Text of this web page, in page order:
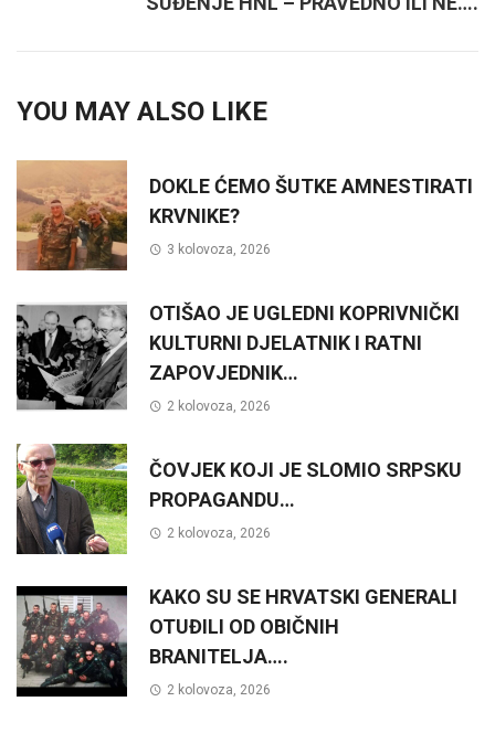
YOU MAY ALSO LIKE
DOKLE ĆEMO ŠUTKE AMNESTIRATI
KRVNIKE?
3 kolovoza, 2026
OTIŠAO JE UGLEDNI KOPRIVNIČKI
KULTURNI DJELATNIK I RATNI
ZAPOVJEDNIK…
2 kolovoza, 2026
ČOVJEK KOJI JE SLOMIO SRPSKU
PROPAGANDU…
2 kolovoza, 2026
KAKO SU SE HRVATSKI GENERALI
OTUĐILI OD OBIČNIH
BRANITELJA….
2 kolovoza, 2026